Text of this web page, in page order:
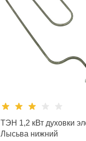
ТЭН 1,2 кВт духовки
Лысьва нижний